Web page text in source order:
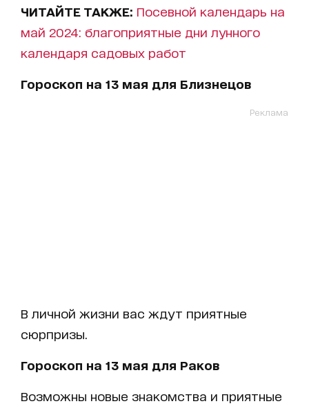
ЧИТАЙТЕ ТАКЖЕ: Посевной календарь на
май 2024: благоприятные дни лунного
календаря садовых работ
Гороскоп на 13 мая для Близнецов
Реклама
В личной жизни вас ждут приятные
сюрпризы.
Гороскоп на 13 мая для Раков
Возможны новые знакомства и приятные